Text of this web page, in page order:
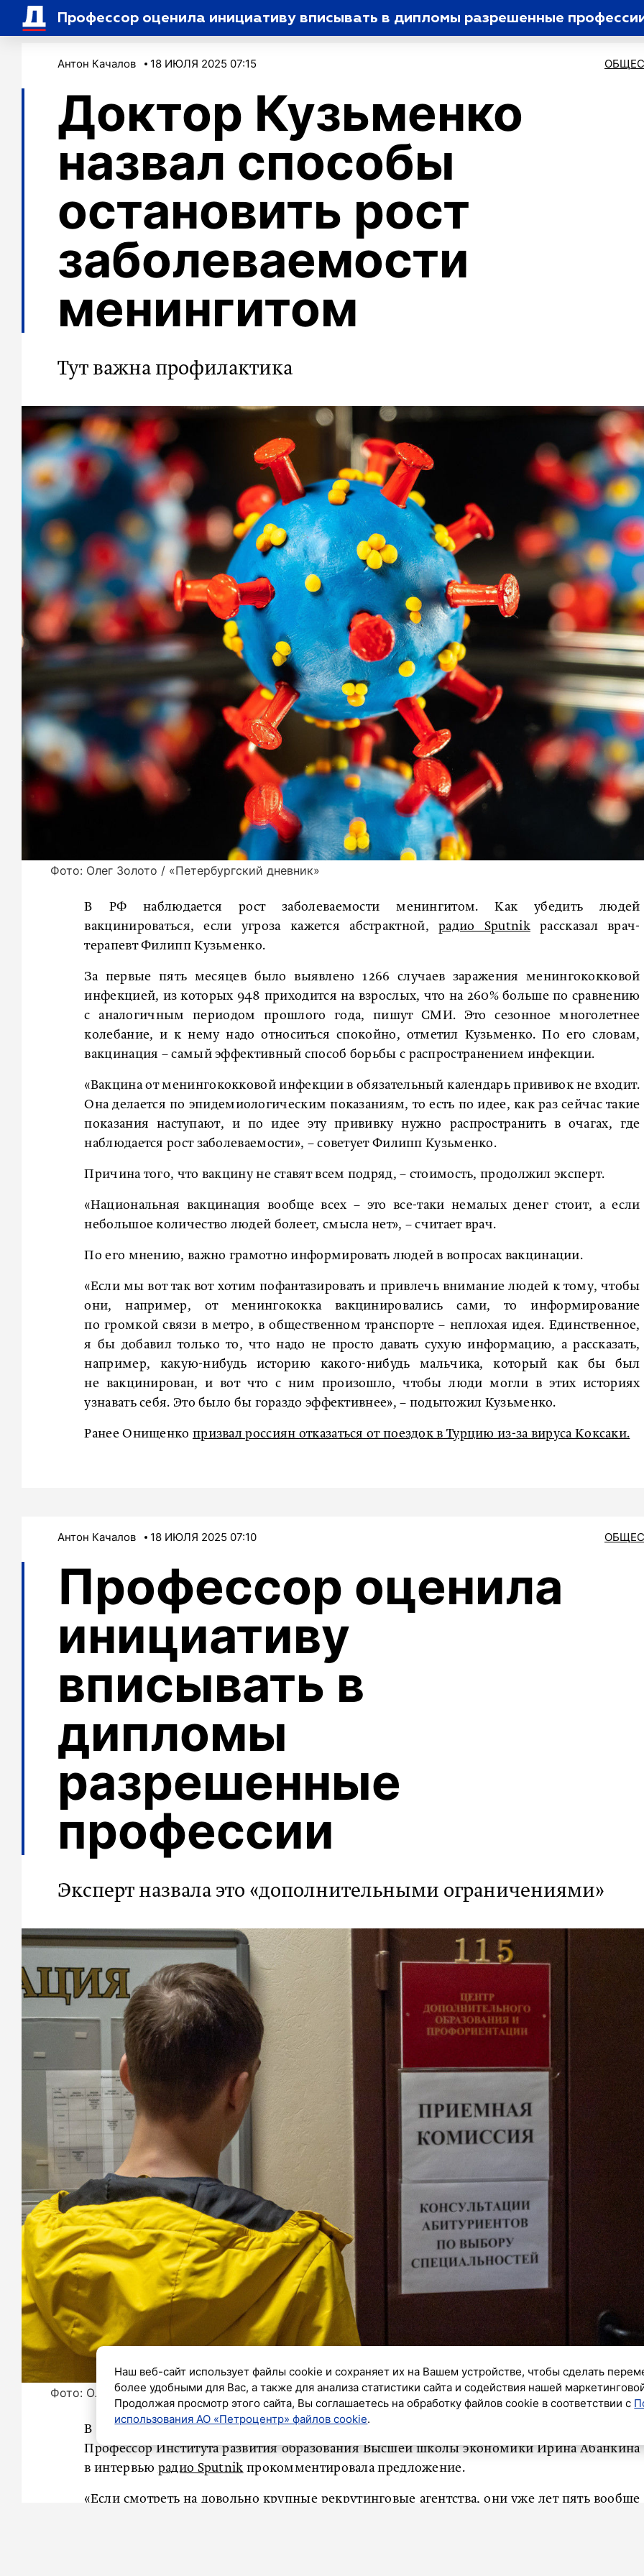
Профессор оценила инициативу вписывать в дипломы разрешенные
Антон Качалов 18 ИЮЛЯ 2025 07:15
Доктор Кузьменко
назвал способы
остановить рост
заболеваемости
менингитом
Тут важна профилактика
Фото: Олег Золото / «Петербургский дневник»
В РФ наблюдается рост заболеваемости менингитом. Как убедить людей
вакцинироваться, если угроза кажется абстрактной,радио Sputnikрассказал врач-
терапевт Филипп Кузьменко.
За первые пять месяцев было выявлено 1266 случаев заражения менингококковой
инфекцией, из которых 948 приходится на взрослых, что на 260% больше по сравнению
с аналогичным периодом прошлого года, пишут СМИ. Это сезонное многолетнее
колебание, и к нему надо относиться спокойно, отметил Кузьменко. По его словам,
вакцинация – самый эффективный способ борьбы с распространением инфекции.
«Вакцина от менингококковой инфекции в обязательный календарь прививок не входит.
Она делается по эпидемиологическим показаниям, то есть по идее, как раз сейчас такие
показания наступают, и по идее эту прививку нужно распространить в очагах, где
наблюдается рост заболеваемости», – советует Филипп Кузьменко.
Причина того, что вакцину не ставят всем подряд, – стоимость, продолжил эксперт.
«Национальная вакцинация вообще всех – это все-таки немалых денег стоит, а если
небольшое количество людей болеет, смысла нет», – считает врач.
По его мнению, важно грамотно информировать людей в вопросах вакцинации.
«Если мы вот так вот хотим пофантазировать и привлечь внимание людей к тому, чтобы
они, например, от менингококка вакцинировались сами, то информирование
по громкой связи в метро, в общественном транспорте – неплохая идея. Единственное,
я бы добавил только то, что надо не просто давать сухую информацию, а рассказать,
например, какую-нибудь историю какого-нибудь мальчика, который как бы был
не вакцинирован, и вот что с ним произошло, чтобы люди могли в этих историях
узнавать себя. Это было бы гораздо эффективнее», – подытожил Кузьменко.
Ранее Онищенко призвал россиян отказаться от поездок в Турцию из-за вируса Коксаки.
Антон Качалов 18 ИЮЛЯ 2025 07:10
Профессор оценила
инициативу
вписывать в
дипломы
разрешенные
профессии
Эксперт назвала это «дополнительными ограничениями»
Фото: Олег Золото / «Петербургский дневник»
В России предложили вписывать в дипломы разрешенные для студентов профессии.
Профессор Института развития образования Высшей школы экономики Ирина Абанкина
в интервью радио Sputnik прокомментировала предложение.
«Если смотреть на довольно крупные рекрутинговые агентства, они уже лет пять вообще
Наш веб-сайт использует файлы cookie и сохраняет их на Вашем устройстве, чтобы сделать
более удобными для Вас, а также для анализа статистики сайта и содействия нашей
Продолжая просмотр этого сайта, Вы соглашаетесь на обработку файлов cookie в соответствии с
использования АО «Петроцентр» файлов cookie.